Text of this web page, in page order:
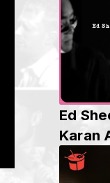
Ed
Karan